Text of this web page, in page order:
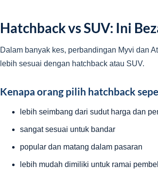
Hatchback vs SUV: Ini
Dalam banyak kes, perbandingan Myvi dan
lebih sesuai dengan hatchback atau SUV.
Kenapa orang pilih hatchback
lebih seimbang dari sudut harga dan
sangat sesuai untuk bandar
popular dan matang dalam pasaran
lebih mudah dimiliki untuk ramai